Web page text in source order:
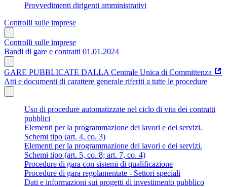
Provvedimenti dirigenti amministrativi
Controlli sulle imprese
Controlli sulle imprese
Bandi di gare e contratti 01.01.2024
GARE PUBBLICATE DALLA Centrale Unica di Committenza
Atti e documenti di carattere generale riferiti a tutte le procedure
Uso di procedure automatizzate nel ciclo di vita dei contratti
pubblici
Elementi per la programmazione dei lavori e dei servizi.
Schemi tipo (art. 4, co. 3)
Elementi per la programmazione dei lavori e dei servizi.
Schemi tipo (art. 5, co. 8; art. 7, co. 4)
Procedure di gara con sistemi di qualificazione
Procedure di gara regolamentate - Settori speciali
Dati e informazioni sui progetti di investimento pubblico